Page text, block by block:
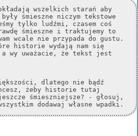
wszelkich starań aby
śmieszne niczym tekstowe
tylko ludźmi, czasem coś
śmieszne i traktujemy to
wcale nie przypada do gustu.
historie wydają nam się
wy uważacie, że tekst jest
dlatego nie bądź
żeby historie tutaj
śmieszniejsze? - głosuj,
dodawaj własne wpadki.